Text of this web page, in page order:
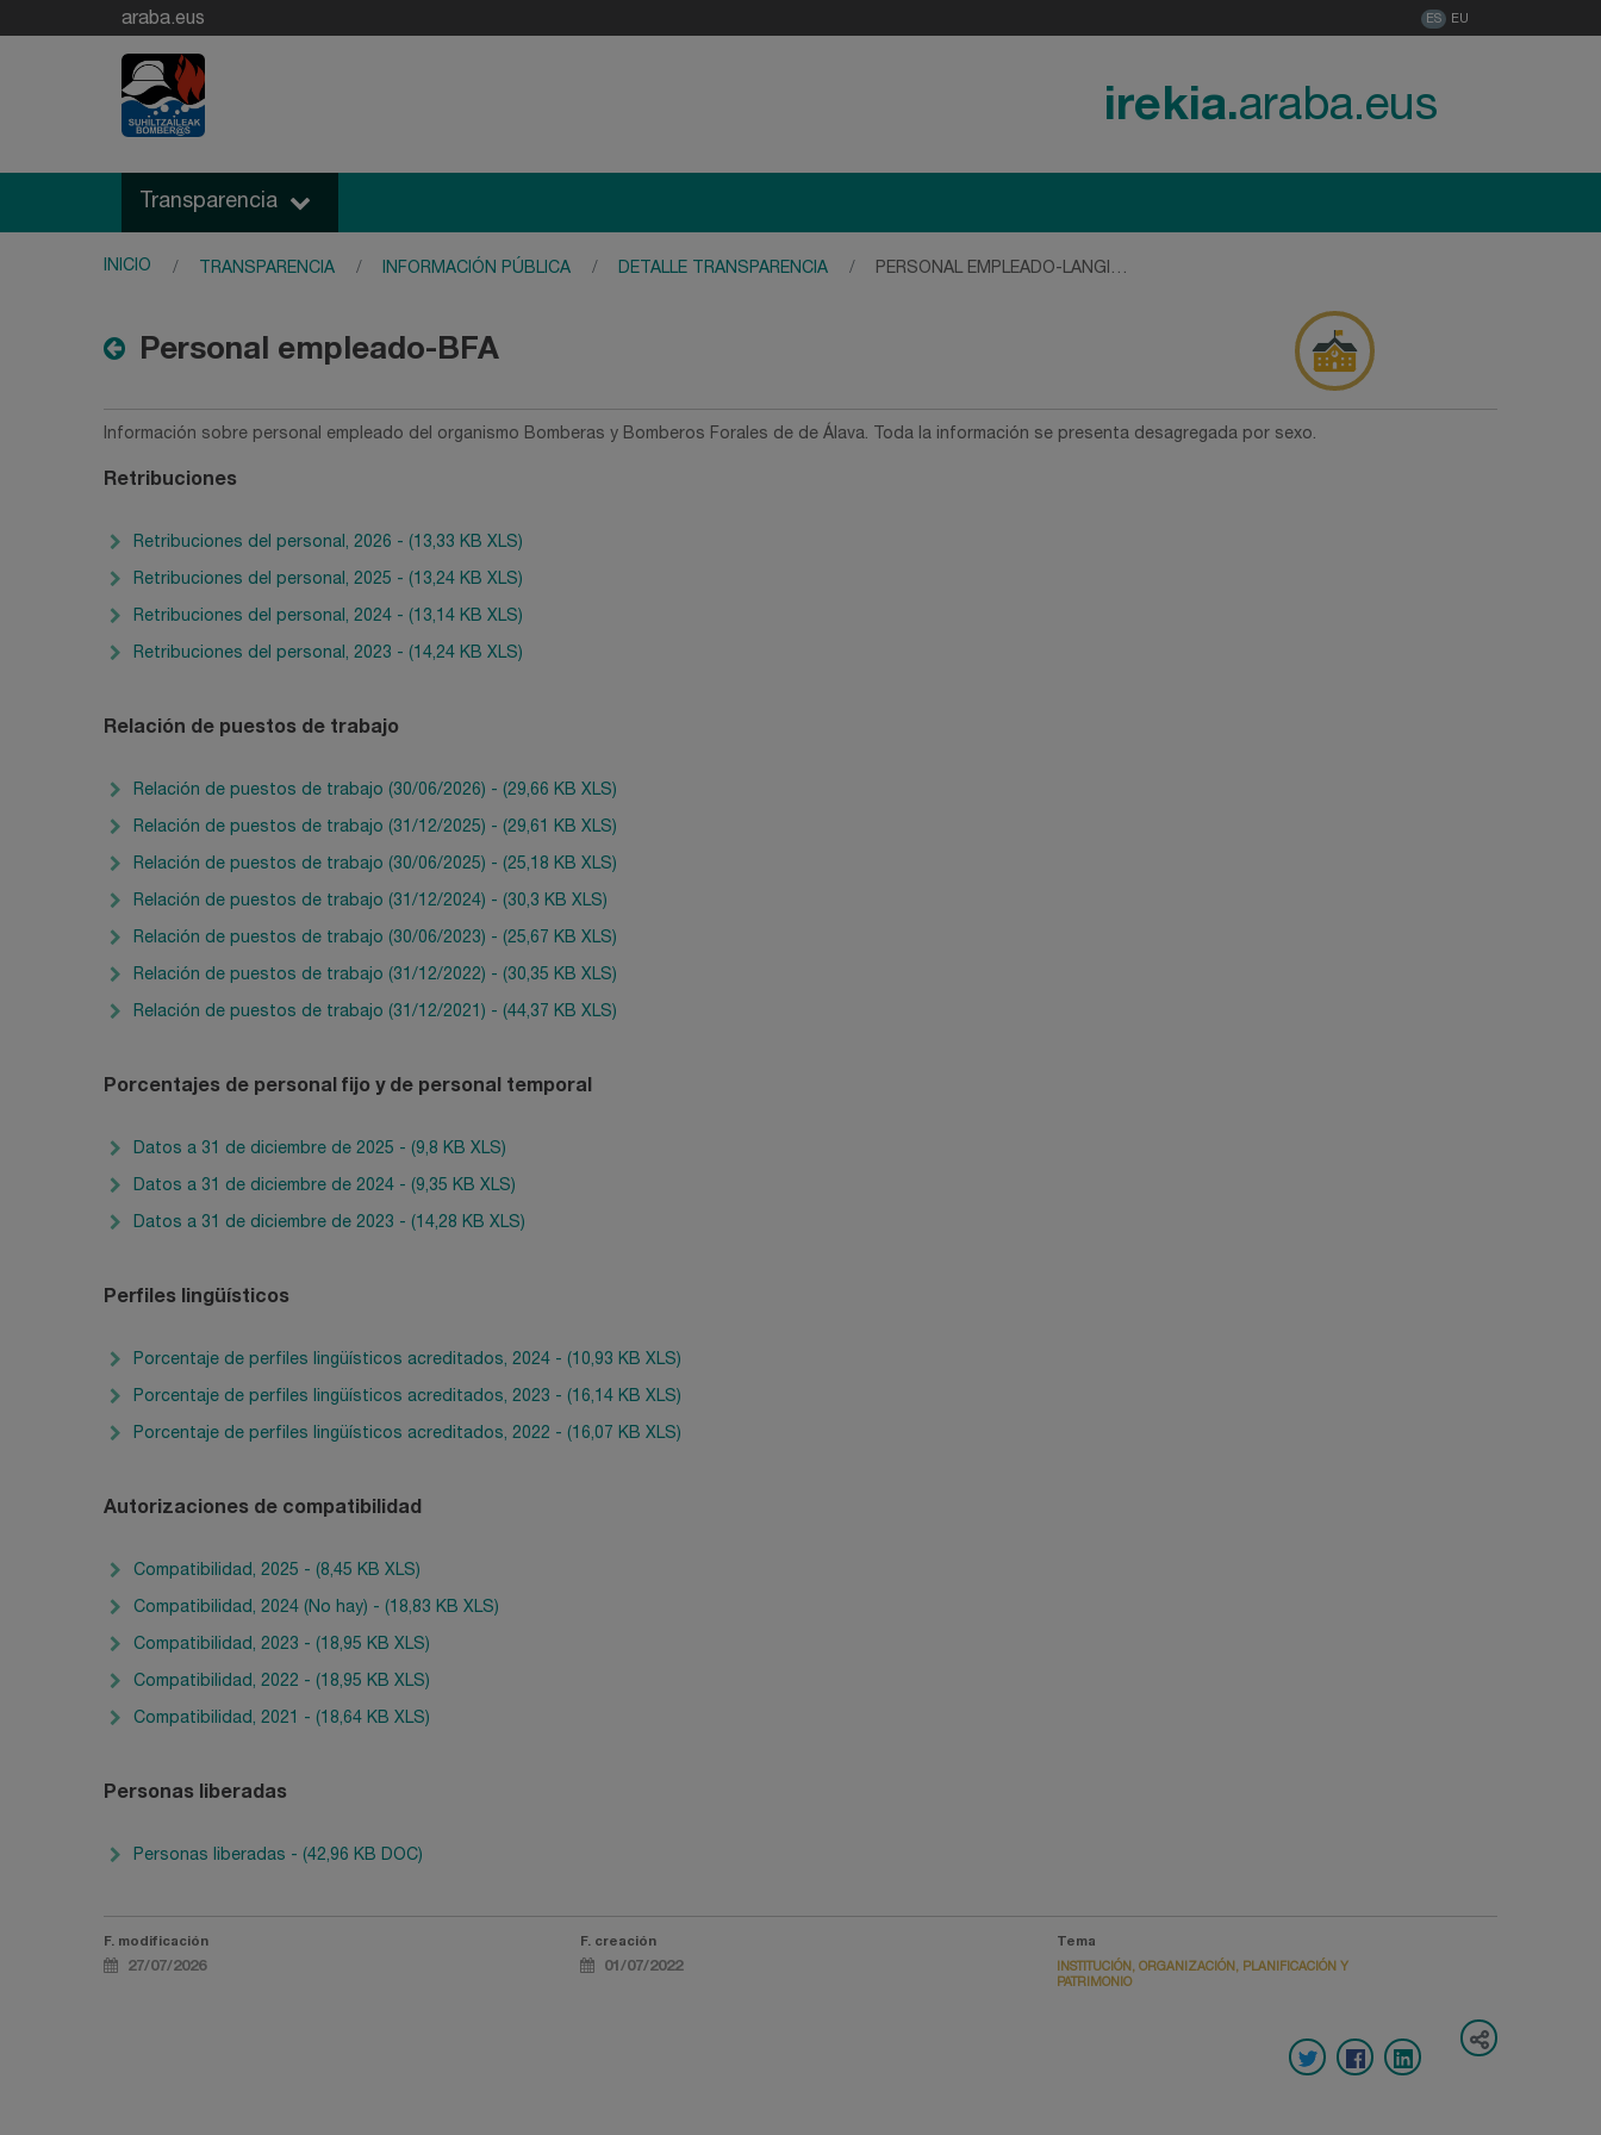
araba.eus ES EU
irekia.araba.eus
Transparencia
INICIO TRANSPARENCIA INFORMACIÓN PÚBLICA DETALLE TRANSPARENCIA PERSONAL EMPLEADO-LANGILEAK
Personal empleado-BFA
Información sobre personal empleado del organismo Bomberas y Bomberos Forales de de Álava. Toda la información se presenta desagregada por sexo.
Retribuciones
Retribuciones del personal, 2026 - (13,33 KB XLS)
Retribuciones del personal, 2025 - (13,24 KB XLS)
Retribuciones del personal, 2024 - (13,14 KB XLS)
Retribuciones del personal, 2023 - (14,24 KB XLS)
Relación de puestos de trabajo
Relación de puestos de trabajo (30/06/2026) - (29,66 KB XLS)
Relación de puestos de trabajo (31/12/2025) - (29,61 KB XLS)
Relación de puestos de trabajo (30/06/2025) - (25,18 KB XLS)
Relación de puestos de trabajo (31/12/2024) - (30,3 KB XLS)
Relación de puestos de trabajo (30/06/2023) - (25,67 KB XLS)
Relación de puestos de trabajo (31/12/2022) - (30,35 KB XLS)
Relación de puestos de trabajo (31/12/2021) - (44,37 KB XLS)
Porcentajes de personal fijo y de personal temporal
Datos a 31 de diciembre de 2025 - (9,8 KB XLS)
Datos a 31 de diciembre de 2024 - (9,35 KB XLS)
Datos a 31 de diciembre de 2023 - (14,28 KB XLS)
Perfiles lingüísticos
Porcentaje de perfiles lingüísticos acreditados, 2024 - (10,93 KB XLS)
Porcentaje de perfiles lingüísticos acreditados, 2023 - (16,14 KB XLS)
Porcentaje de perfiles lingüísticos acreditados, 2022 - (16,07 KB XLS)
Autorizaciones de compatibilidad
Compatibilidad, 2025 - (8,45 KB XLS)
Compatibilidad, 2024 (No hay) - (18,83 KB XLS)
Compatibilidad, 2023 - (18,95 KB XLS)
Compatibilidad, 2022 - (18,95 KB XLS)
Compatibilidad, 2021 - (18,64 KB XLS)
Personas liberadas
Personas liberadas - (42,96 KB DOC)
F. modificación
27/07/2026
F. creación
01/07/2022
Tema
INSTITUCIÓN, ORGANIZACIÓN, PLANIFICACIÓN Y
PATRIMONIO